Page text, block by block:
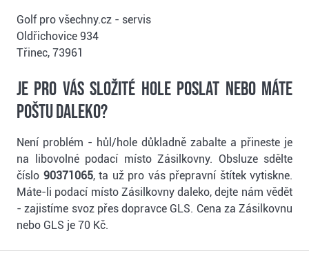
Golf pro všechny.cz - servis
Oldřichovice 934
Třinec, 73961
Je pro vás složité hole poslat nebo máte
poštu daleko?
Není problém - hůl/hole důkladně zabalte a přineste je
na libovolné podací místo Zásilkovny. Obsluze sdělte
číslo 90371065, ta už pro vás přepravní štítek vytiskne.
Máte-li podací místo Zásilkovny daleko, dejte nám vědět
- zajistíme svoz přes dopravce GLS. Cena za Zásilkovnu
nebo GLS je 70 Kč.